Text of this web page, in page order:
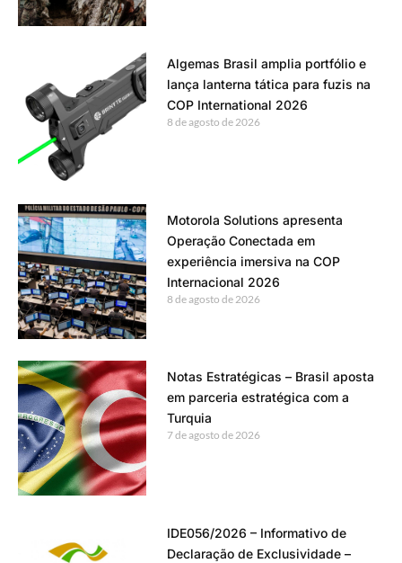
Algemas Brasil amplia portfólio e
lança lanterna tática para fuzis na
COP International 2026
8 de agosto de 2026
Motorola Solutions apresenta
Operação Conectada em
experiência imersiva na COP
Internacional 2026
8 de agosto de 2026
Notas Estratégicas – Brasil aposta
em parceria estratégica com a
Turquia
7 de agosto de 2026
IDE056/2026 – Informativo de
Declaração de Exclusividade –